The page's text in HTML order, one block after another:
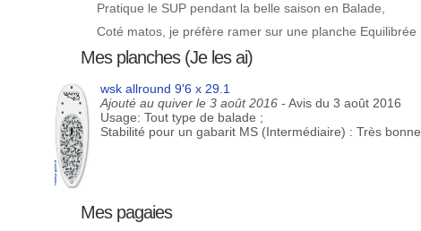
Pratique le SUP pendant la belle saison en Balade,
Coté matos, je préfère ramer sur une planche Equilibrée
Mes planches (Je les ai)
wsk allround 9'6 x 29.1
Ajouté au quiver le 3 août 2016 - Avis du 3 août 2016
Usage: Tout type de balade ;
Stabilité pour un gabarit MS (Intermédiaire) : Très bonne
Mes pagaies